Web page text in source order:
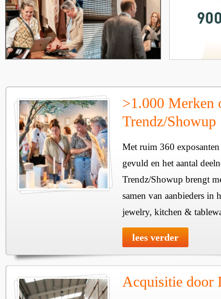
>1.000 Merken
Trendz/Showup
Met ruim 360
gevuld en het aantal
Trendz/Showup brengt
samen van aanbieders in
jewelry, kitchen &
lees verder
Acquisitie door